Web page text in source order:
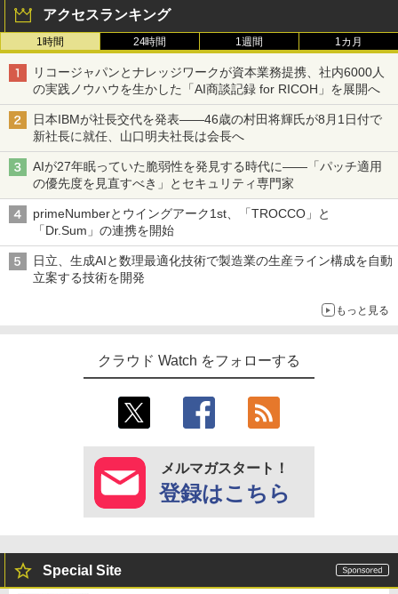
アクセスランキング
1時間 24時間 1週間 1カ月
リコージャパンとナレッジワークが資本業務提携、社内6000人
の実践ノウハウを生かした「AI商談記録 for RICOH」を展開へ
日本IBMが社長交代を発表――46歳の村田将輝氏が8月1日付で
新社長に就任、山口明夫社長は会長へ
AIが27年眠っていた脆弱性を発見する時代に――「パッチ適用
の優先度を見直すべき」とセキュリティ専門家
primeNumberとウイングアーク1st、「TROCCO」と
「Dr.Sum」の連携を開始
日立、生成AIと数理最適化技術で製造業の生産ライン構成を自動
立案する技術を開発
もっと見る
クラウド Watch をフォローする
メルマガスタート！
登録はこちら
Special Site